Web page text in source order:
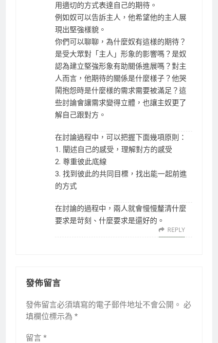
用適切的方式表達自己的期待。
例如奴可以告訴主人，他希望他的主人展
現出堅強樣貌。
你們可以聊聊，為什麼奴有這樣的期待？
是受大眾對「主人」形象的影響嗎？是奴
認為建立堅強形象有助關係進展嗎？對主
人而言，他期待的關係是什麼樣子？他哭
鬧抱怨時是什麼樣的需求需要被滿足？這
些討論會讓需求變得立體，也讓主奴更了
解自己跟對方。
在討論過程中，可以把握下面幾項原則：
1. 闡述自己的感受，理解對方的感受
2. 尊重彼此底線
3. 找到彼此的共同目標，找出能一起前進
的方式
在討論的過程中，兩人就會慢慢釐清什麼
要求是苛刻、什麼要求是還好的。
REPLY
發佈留言
發佈留言必須填寫的電子郵件地址不會公開。 必
填欄位標示為 *
留言 *